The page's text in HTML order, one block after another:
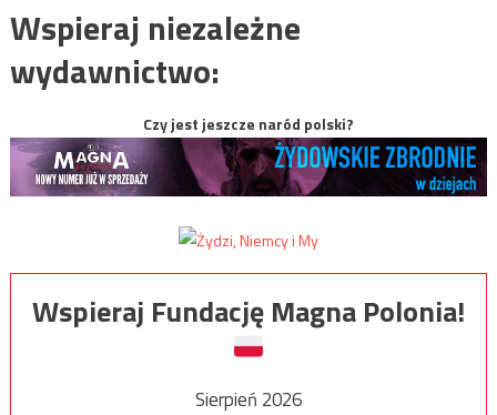
Wspieraj niezależne
wydawnictwo:
Czy jest jeszcze naród polski?
Wspieraj Fundację Magna Polonia!
Sierpień 2026